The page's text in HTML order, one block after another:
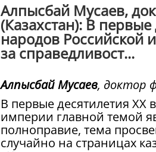
Алпысбай Мусаев,
(Казахстан): В первые
народов Российской
за справедливост...
Алпысбай Мусаев, доктор
В первые десятилетия XX
империи главной темой
полноправие, тема
случайно на страницах